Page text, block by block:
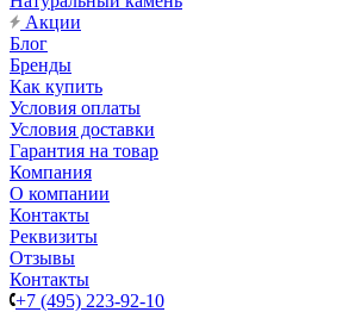
Акции
Блог
Бренды
Как купить
Условия оплаты
Условия доставки
Гарантия на товар
Компания
О компании
Контакты
Реквизиты
Отзывы
Контакты
+7 (495) 223-92-10